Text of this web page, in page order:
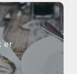
er